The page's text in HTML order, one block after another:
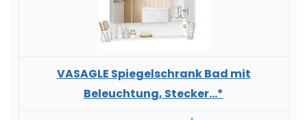
VASAGLE Spiegelschrank Bad mit
Beleuchtung, Stecker...*